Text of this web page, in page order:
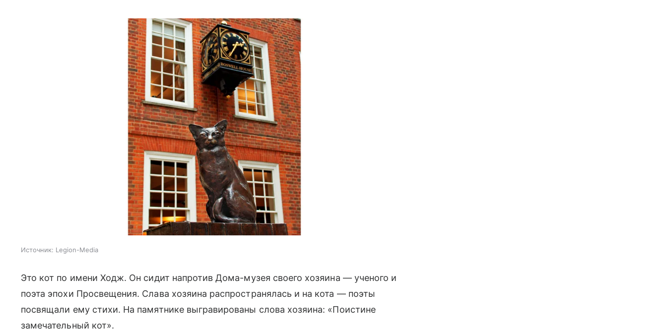
Источник: Legion-Media
Это кот по имени Ходж. Он сидит напротив Дома-музея своего хозяина — ученого и
поэта эпохи Просвещения. Слава хозяина распространялась и на кота — поэты
посвящали ему стихи. На памятнике выгравированы слова хозяина: «Поистине
замечательный кот».